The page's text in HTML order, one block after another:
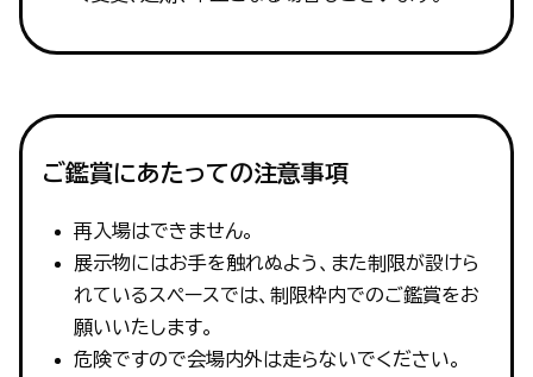
ご鑑賞にあたっての注意事項
再入場はできません。
展示物にはお手を触れぬよう、また制限が設けら
れているスペースでは、制限枠内でのご鑑賞をお
願いいたします。
危険ですので会場内外は走らないでください。